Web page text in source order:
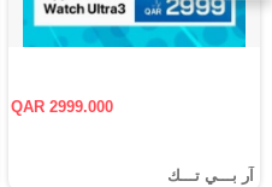
QAR 2999.000
آر بـــي تـــك